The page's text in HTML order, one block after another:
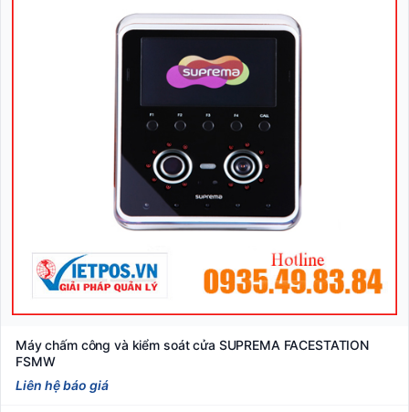
Máy chấm công và kiểm soát cửa SUPREMA FACESTATION
FSMW
Liên hệ báo giá